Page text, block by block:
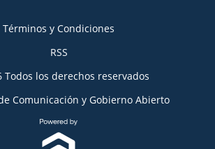
Términos y Condiciones
RSS
Todos los derechos reservados
Comunicación y Gobierno Abierto